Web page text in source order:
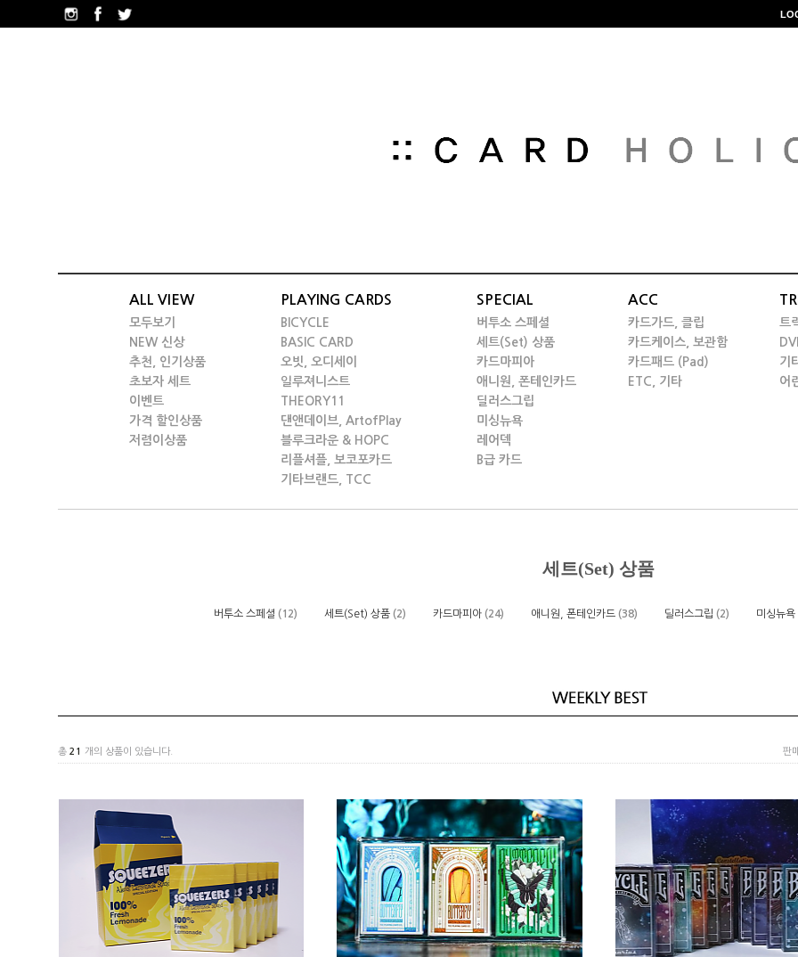
ALL VIEW
모두보기
NEW 신상
추천, 인기상품
초보자 세트
이벤트
가격 할인상품
저렴이상품
PLAYING CARDS
BICYCLE
BASIC CARD
오빗, 오디세이
일루져니스트
THEORY11
댄앤데이브, ArtofPlay
블루크라운 & HOPC
리플셔플, 보코포카드
기타브랜드, TCC
SPECIAL
버투소 스페셜
세트(Set) 상품
카드마피아
애니원, 폰테인카드
딜러스그립
미싱뉴욕
레어덱
B급 카드
ACC
카드가드, 클립
카드케이스, 보관함
카드패드 (Pad)
ETC, 기타
트
기
어
세트(Set) 상품
버투소 스페셜 (12) 세트(Set) 상품 (2) 카드마피아 (24) 애니원, 폰테인카드 (38) 딜러스그립 (2) 미싱뉴욕
판
총 21 개의 상품이 있습니다.